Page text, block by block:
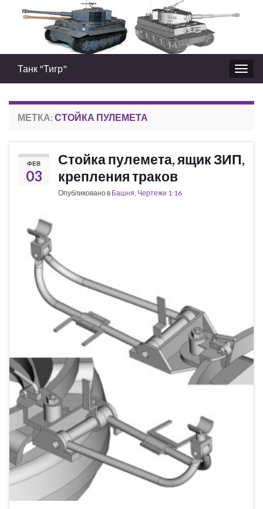
Вкл/
выкл
Танк "Тигр"
МЕТКА: СТОЙКА ПУЛЕМЕТА
ФЕВ
03
Стойка пулемета, ящик ЗИП,
крепления траков
Опубликовано в Башня, Чертежи 1:16